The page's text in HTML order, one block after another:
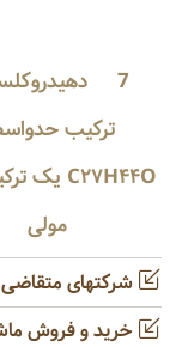
7
ترکیب
C۲۷H۴۴O یک ترکیب شیمیایی
مولی
شرکتهای
خرید و فروش